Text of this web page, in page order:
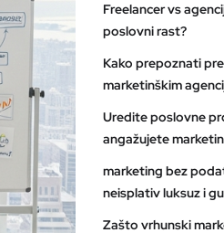
Freelancer vs
poslovni rast?
Kako prepoznati
marketinškim
Uredite poslovne
angažujete
marketing bez
neisplativ luksuz i
Zašto vrhunski